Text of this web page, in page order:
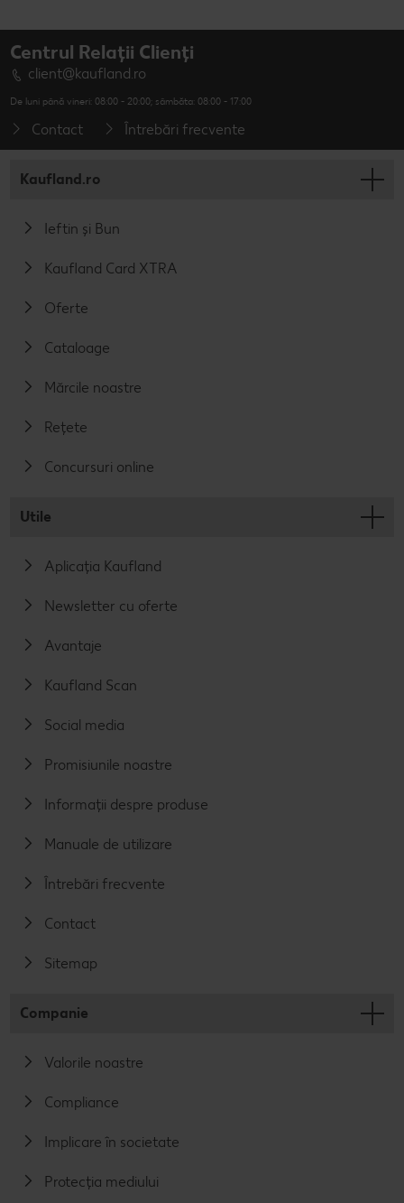
Centrul Relații Clienți
client@kaufland.ro
De luni până vineri: 08:00 - 20:00; sâmbăta: 08:00 - 17:00
Contact Întrebări frecvente
Kaufland.ro
Ieftin și Bun
Kaufland Card XTRA
Oferte
Cataloage
Mărcile noastre
Rețete
Concursuri online
Utile
Aplicația Kaufland
Newsletter cu oferte
Avantaje
Kaufland Scan
Social media
Promisiunile noastre
Informații despre produse
Manuale de utilizare
Întrebări frecvente
Contact
Sitemap
Companie
Valorile noastre
Compliance
Implicare în societate
Protecția mediului